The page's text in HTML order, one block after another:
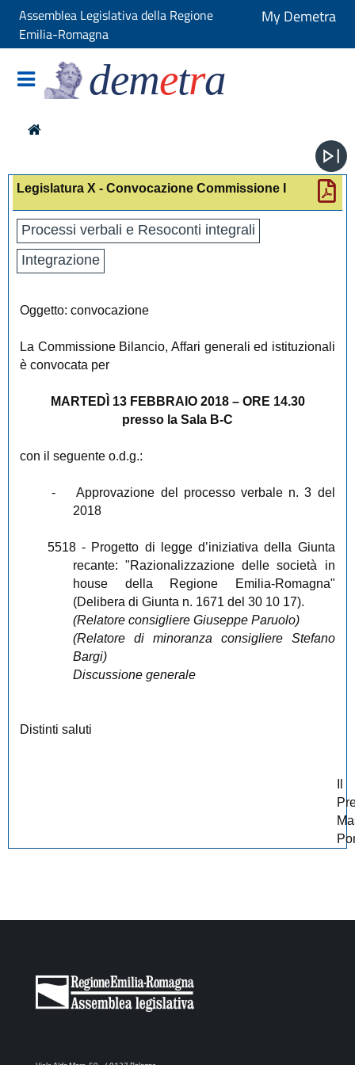
Assemblea Legislativa della Regione
Emilia-Romagna
My Demetra
demetra
Legislatura X - Convocazione Commissione I
Processi verbali e Resoconti integrali
Integrazione
Oggetto: convocazione
La Commissione Bilancio, Affari generali ed istituzionali
è convocata per
MARTEDÌ 13 FEBBRAIO 2018 – ORE 14.30
presso la Sala B-C
con il seguente o.d.g.:
-
Approvazione del processo verbale n. 3 del
2018
5518 - Progetto di legge d’iniziativa della Giunta
recante: "Razionalizzazione delle società in
house della Regione Emilia-Romagna"
(Delibera di Giunta n. 1671 del 30 10 17).
(Relatore consigliere Giuseppe Paruolo)
(Relatore di minoranza consigliere Stefano
Bargi)
Discussione generale
Distinti saluti